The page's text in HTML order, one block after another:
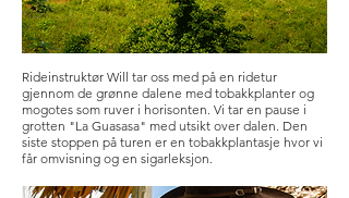
Rideinstruktør Will tar oss med på en ridetur
gjennom de grønne dalene med tobakkplanter og
mogotes som ruver i horisonten. Vi tar en pause i
grotten "La Guasasa" med utsikt over dalen. Den
siste stoppen på turen er en tobakkplantasje hvor vi
får omvisning og en sigarleksjon.